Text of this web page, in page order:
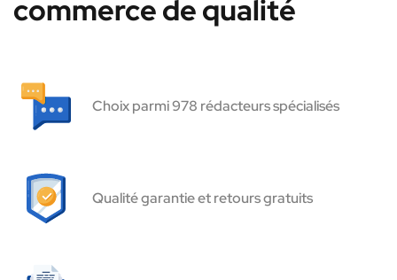
commerce de qualité
Choix parmi 978 rédacteurs spécialisés
Qualité garantie et retours gratuits